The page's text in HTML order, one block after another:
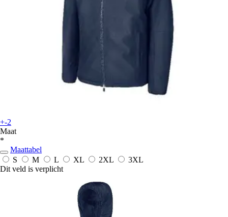
+-2
Maat
*
Maattabel
S
M L XL 2XL
3XL
Dit veld is verplicht